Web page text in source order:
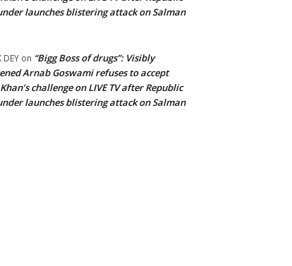
launches blistering attack on Salman
DEY on “Bigg Boss of drugs”: Visibly
Arnab Goswami refuses to accept
challenge on LIVE TV after Republic
launches blistering attack on Salman